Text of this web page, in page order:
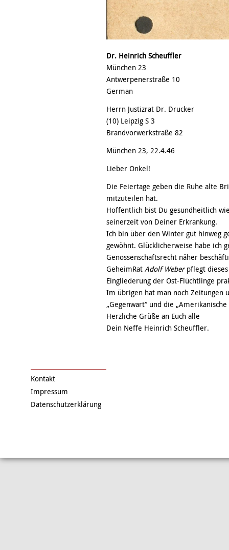
Dr. Heinrich Scheuffler
München 23
Antwerpenerstraße 10
German
Herrn Justizrat Dr. Drucker
(10) Leipzig S 3
Brandvorwerkstraße 82
München 23, 22.4.46
Lieber Onkel!
Die Feiertage geben die Ruhe alte
mitzuteilen hat.
Hoffentlich bist Du gesundheitlich
seinerzeit von Deiner Erkrankung.
Ich bin über den Winter gut hinweg
gewöhnt. Glücklicherweise habe ich
Genossenschaftsrecht näher
GeheimRat Adolf Weberpflegt dieses
Eingliederung der Ost-Flüchtlinge
Im übrigen hat man noch Zeitungen
„Gegenwart“ und die
Herzliche Grüße an Euch alle
Dein Neffe Heinrich Scheuffler.
Kontakt
Impressum
Datenschutzerklärung